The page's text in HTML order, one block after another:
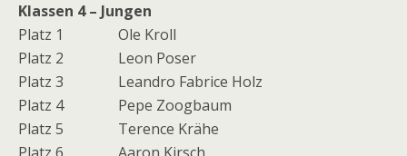
Klassen 4 – Jungen
Platz 1 Ole Kroll
Platz 2 Leon Poser
Platz 3 Leandro Fabrice Holz
Platz 4 Pepe Zoogbaum
Platz 5 Terence Krähe